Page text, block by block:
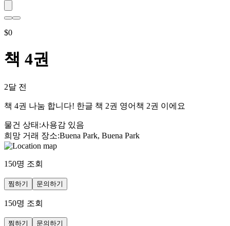
$0
책 4권
2달 전
책 4권 나눔 합니다! 한글 책 2권 영어책 2권 이에요
물건 상태 :사용감 있음
희망 거래 장소:Buena Park, Buena Park
150명 조회
찜하기 문의하기
150명 조회
찜하기 문의하기